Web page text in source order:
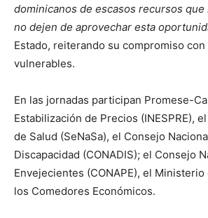
dominicanos de escasos recursos que
no dejen de aprovechar esta
Estado, reiterando su compromiso
vulnerables.
En las jornadas participan Promese-
Estabilización de Precios (INESPRE),
de Salud (SeNaSa), el Consejo
Discapacidad (CONADIS); el Consejo
Envejecientes (CONAPE), el
los Comedores Económicos.